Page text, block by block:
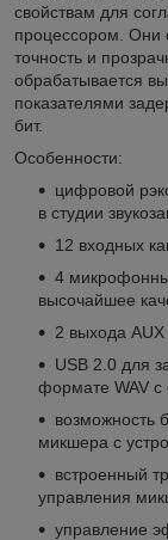
свойствам для
процессором. Они
точность и
обрабатывается
показателями
бит.
Особенности:
цифровой
в студии
12 входных
4
высочайшее
2 выхода
USB 2.0 для
формате WAV
возможность
микшера с
встроенный
управления
управление